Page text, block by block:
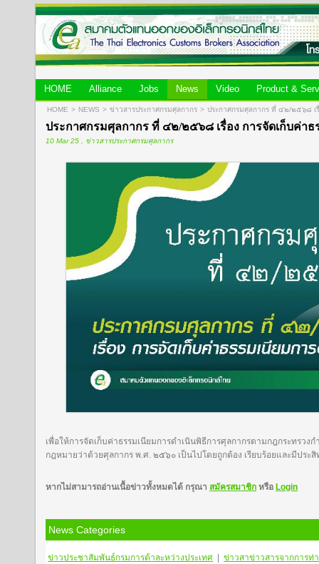
HOME Alliance Jobs News Video Product &
HOME > NEWS > ข่าวสารประกาศกรมศุลกากร > ประกาศกรมศุลกากร ที่ ๔๒/๒๕๖๘ เ
ประกาศกรมศุลกากร ที่ ๔๒/๒๕๖๘ เรื่อง การจัดเก็บค่า
10 Mar 25 , ข่าวสารประกาศกรมศุลกากร
เพื่อให้การจัดเก็บค่าธรรมเนียมการดำเนินพิธีการศุลกากรตามกฎกระทรวง
กฎหมายว่าด้วยศุลกากร พ.ศ. ๒๕๖๐ เป็นไปโดยถูกต้อง เรียบร้อยและมีประ
หากไม่สามารถอ่านเนื้อข่าวทั้งหมดได้ กรุณา สมัครสมาชิก หรือ Login
News Categories
ข่าวประชาสัมพันธ์กรมการต้าละหว่างประเทศ ข่าวสาข่าวสารจากการท่